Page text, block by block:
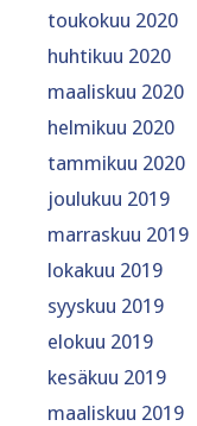
toukokuu 2020
huhtikuu 2020
maaliskuu 2020
helmikuu 2020
tammikuu 2020
joulukuu 2019
marraskuu 2019
lokakuu 2019
syyskuu 2019
elokuu 2019
kesäkuu 2019
maaliskuu 2019